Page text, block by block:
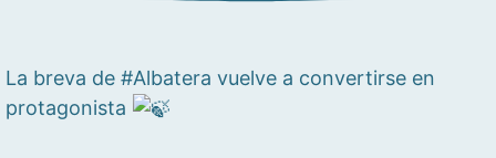
La breva de #Albatera vuelve a convertirse en
protagonista